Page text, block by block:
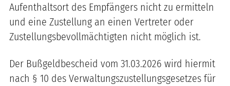
Aufenthaltsort des Empfängers nicht zu ermitteln
und eine Zustellung an einen Vertreter oder
Zustellungsbevollmächtigten nicht möglich ist.
Der Bußgeldbescheid vom 31.03.2026 wird hiermit
nach § 10 des Verwaltungszustellungsgesetzes für